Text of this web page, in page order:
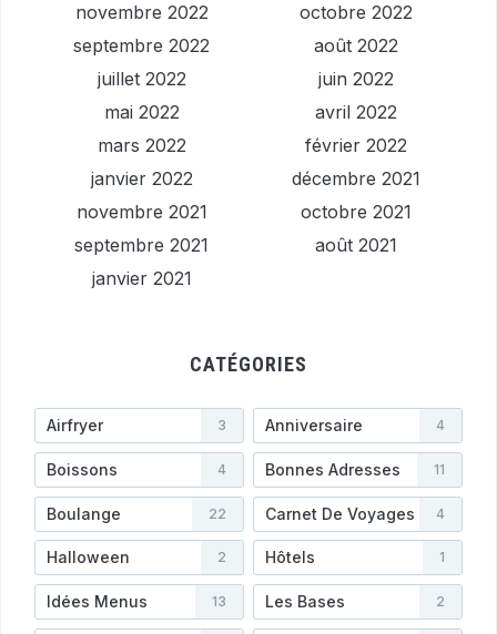
novembre 2022
octobre 2022
septembre 2022
août 2022
juillet 2022
juin 2022
mai 2022
avril 2022
mars 2022
février 2022
janvier 2022
décembre 2021
novembre 2021
octobre 2021
septembre 2021
août 2021
janvier 2021
CATÉGORIES
Airfryer 3 Anniversaire 4
Boissons 4 Bonnes Adresses 11
Boulange 22 Carnet De Voyages 4
Halloween 2 Hôtels 1
Idées Menus 13 Les Bases 2